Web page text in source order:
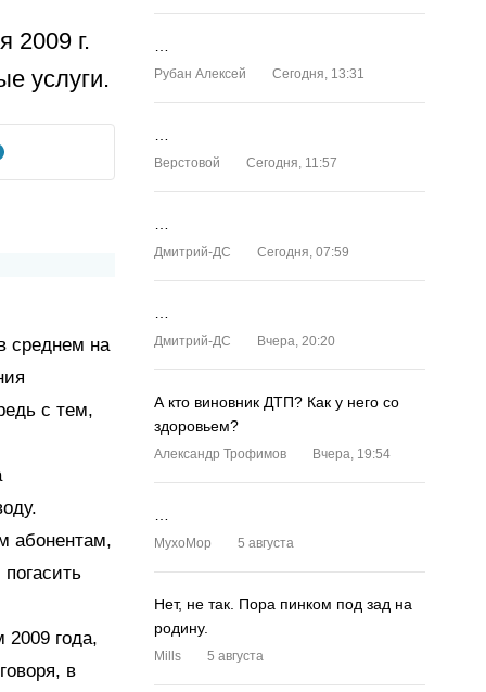
2009 г.
услуги.
среднем на
с тем,
абонентам,
2009 года,
в
Рубан Алексей Сегодня, 13:31
Верстовой Сегодня, 11:57
Дмитрий-ДС Сегодня, 07:59
Дмитрий-ДС Вчера, 20:20
А кто виновник ДТП? Как у него со
здоровьем?
Александр Трофимов Вчера, 19:54
MyxoMop 5 августа
Нет, не так. Пора пинком под зад на
родину.
Mills 5 августа